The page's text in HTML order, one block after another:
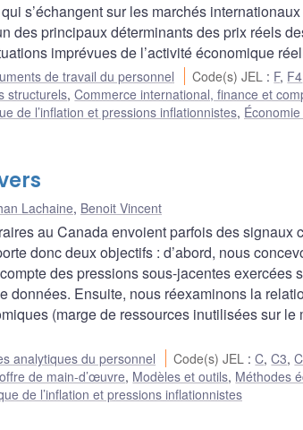
s’échangent sur les marchés
des principaux déterminants des prix réels
imprévues de l’activité économique
de travail du personnel Code(s) JEL : F, F4
structurels,Commerce international, finance et
de l’inflation et pressions inflationnistes,
Lachaine, Benoit Vincent
au Canada envoient parfois des signaux
donc deux objectifs : d’abord, nous
des pressions sous-jacentes exercées
données. Ensuite, nous réexaminons la
(marge de ressources inutilisées sur le
analytiques du personnel Code(s) JEL :C,C3,
de main-d’œuvre, Modèles et outils, Méthodes
de l’inflation et pressions inflationnistes